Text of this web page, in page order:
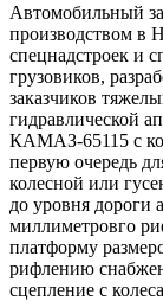
Автомобильный
производством в
спецнадстроек и
грузовиков,
заказчиков
гидравлической
КАМАЗ-65115 с
первую очередь
колесной или
до уровня дороги
миллиметровго
платформу
рифлению
сцепление с